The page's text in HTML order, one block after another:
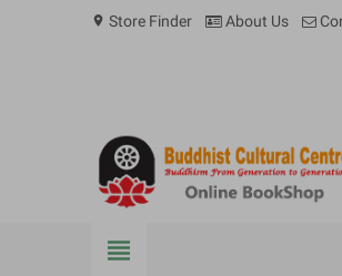
location_on Store Finder About Us
view_headline